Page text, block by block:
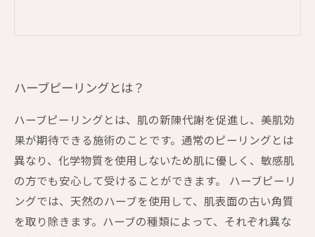
ハーブピーリングとは？
ハーブピーリングとは、肌の新陳代謝を促進し、美肌効
果が期待できる施術のことです。通常のピーリングとは
異なり、化学物質を使用しないため肌に優しく、敏感肌
の方でも安心して受けることができます。 ハーブピーリ
ングでは、天然のハーブを使用して、肌表面の古い角質
を取り除きます。ハーブの種類によって、それぞれ異な